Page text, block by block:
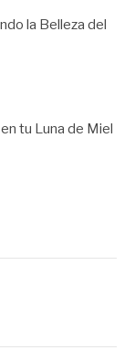
la Belleza del
tu Luna de Miel